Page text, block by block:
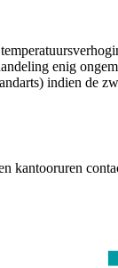
enig
indien de